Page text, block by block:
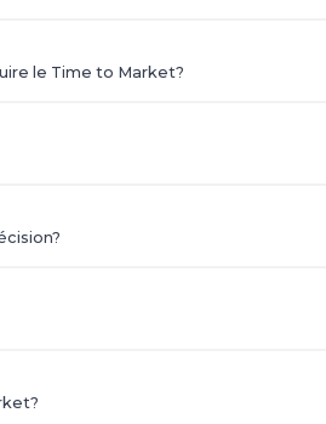
le Time to Market?